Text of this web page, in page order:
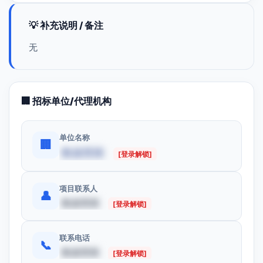
💡 补充说明 / 备注
无
🏢 招标单位/代理机构
🏢
单位名称
数据受限 [登录解锁]
👤
项目联系人
数据受限 [登录解锁]
📞
联系电话
数据受限 [登录解锁]